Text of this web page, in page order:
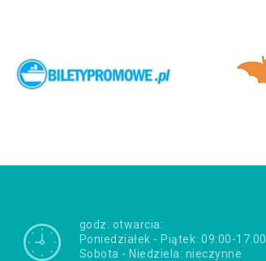
godz. otwarcia:
Poniedziałek - Piątek: 09:00-17:00
Sobota - Niedziela: nieczynne